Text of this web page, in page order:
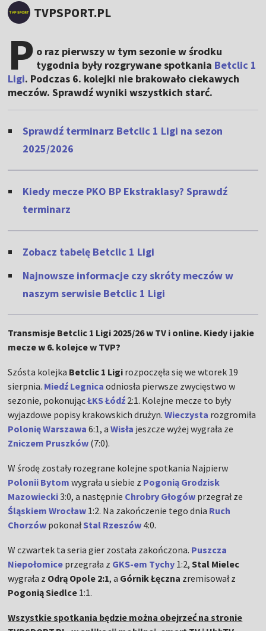
TVPSPORT.PL
P o raz pierwszy w tym sezonie w środku
tygodnia były rozgrywane spotkania Betclic 1
Ligi. Podczas 6. kolejki nie brakowało ciekawych
meczów. Sprawdź wyniki wszystkich starć.
Sprawdź terminarz Betclic 1 Ligi na sezon
2025/2026
Kiedy mecze PKO BP Ekstraklasy? Sprawdź
terminarz
Zobacz tabelę Betclic 1 Ligi
Najnowsze informacje czy skróty meczów w
naszym serwisie Betclic 1 Ligi
Transmisje Betclic 1 Ligi 2025/26 w TV i online. Kiedy i jakie
mecze w 6. kolejce w TVP?
Szósta kolejka Betclic 1 Ligi rozpoczęła się we wtorek 19
sierpnia. Miedź Legnica odniosła pierwsze zwycięstwo w
sezonie, pokonującŁKS Łódź 2:1. Kolejne mecze to były
wyjazdowe popisy krakowskich drużyn.Wieczysta rozgromiła
Polonię Warszawa 6:1, aWisła jeszcze wyżej wygrała ze
Zniczem Pruszków (7:0).
W środę zostały rozegrane kolejne spotkania Najpierw
Polonii Bytom wygrała u siebie z Pogonią Grodzisk
Mazowiecki3:0, a następnie Chrobry Głogów przegrał ze
Śląskiem Wrocław 1:2. Na zakończenie tego dnia Ruch
Chorzów pokonałStal Rzeszów 4:0.
W czwartek ta seria gier została zakończona. Puszcza
Niepołomice przegrała z GKS-em Tychy 1:2,Stal Mielec
wygrała z Odrą Opole 2:1, a Górnik Łęczna zremisował z
Pogonią Siedlce 1:1.
Wszystkie spotkania będzie można obejrzeć na stronie